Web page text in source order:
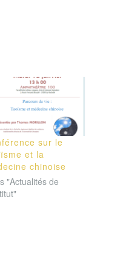
sur le
et la
chinoise
"Actualités de